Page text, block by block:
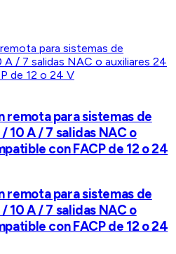
remota para sistemas de
A / 7 salidas NAC o
con FACP de 12 o 24
remota para sistemas de
A / 7 salidas NAC o
con FACP de 12 o 24